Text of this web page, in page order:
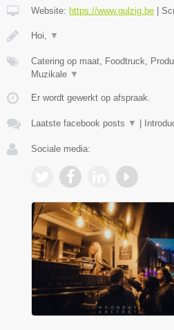
Website: https://www.gulzig.be
Hoi, ▼
Catering op maat, Foodtruck,
Muzikale ▼
Er wordt gewerkt op afspraak.
Laatste facebook posts ▼
Sociale media: